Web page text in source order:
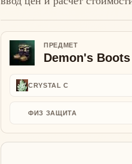
ПРЕДМЕТ
Demon's Boots
CRYSTAL C
ФИЗ ЗАЩИТА